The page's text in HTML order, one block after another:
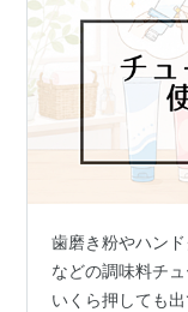
歯磨き粉やハン
などの調味料チ
いくら押しても